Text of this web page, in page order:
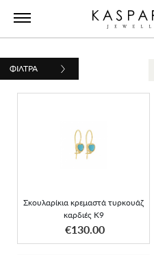
ΦΙΛΤΡΑ
Σκουλαρίκια κρεμαστά τυρκουάζ
καρδιές K9
€130.00
Σκουλαρίκια κρεμαστά
τυρκουάζ καρδιές K9
ΑΠΟΚΤΗΣΕ ΤΟ